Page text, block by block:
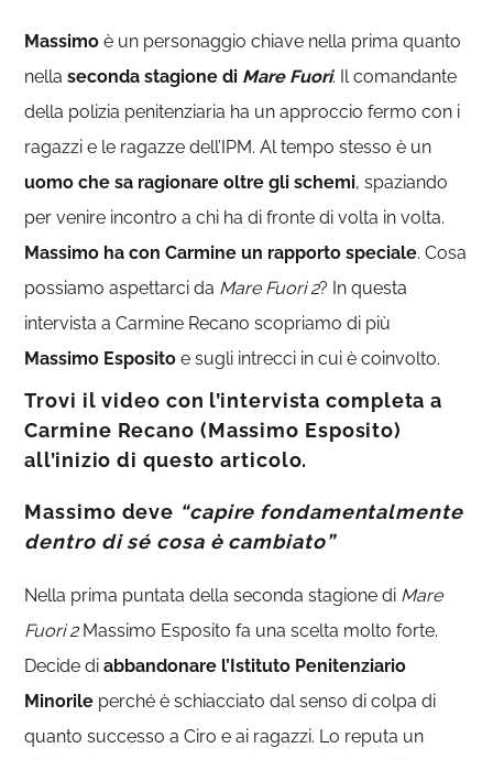
Massimo è un personaggio chiave nella prima quanto
nellaseconda stagione di Mare Fuori. Il comandante
della polizia penitenziaria ha un approccio fermo con i
ragazzi e le ragazze dell’IPM. Al tempo stesso è un
uomo che sa ragionare oltre gli schemi, spaziando
per venire incontro a chi ha di fronte di volta in volta.
Massimo ha con Carmine un rapporto speciale. Cosa
possiamo aspettarci da Mare Fuori 2? In questa
intervista a Carmine Recano scopriamo di più
Massimo Esposito e sugli intrecci in cui è coinvolto.
Trovi il video con l’intervista completa a
Carmine Recano (Massimo Esposito)
all’inizio di questo articolo.
Massimo deve “capire fondamentalmente
dentro di sé cosa è cambiato”
Nella prima puntata della seconda stagione di Mare
Fuori 2Massimo Esposito fa una scelta molto forte.
Decide di abbandonare l’Istituto Penitenziario
Minorile perché è schiacciato dal senso di colpa di
quanto successo a Ciro e ai ragazzi. Lo reputa un